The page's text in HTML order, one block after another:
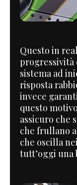
Questo in
progressività
sistema ad
risposta
invece
questo
assicuro che
che frullano
che oscilla
tutt’oggi una